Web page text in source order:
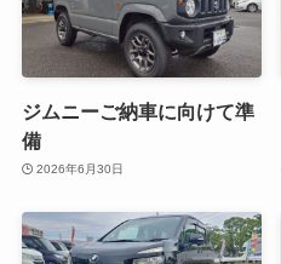
ジムニーご納車に向けて準
備
2026年6月30日